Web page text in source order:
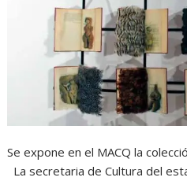
Se expone en el MACQ la
La secretaria de Cultura del